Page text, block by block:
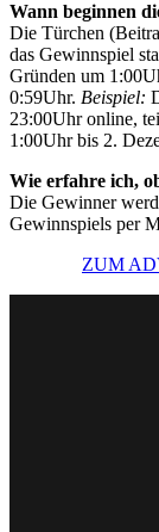
Wann beginnen
Die Türchen
das Gewinnspiel
Gründen um
0:59Uhr. Beispiel:
23:00Uhr online,
1:00Uhr bis 2.
Wie erfahre ich,
Die Gewinner
Gewinnspiels per
ZUM